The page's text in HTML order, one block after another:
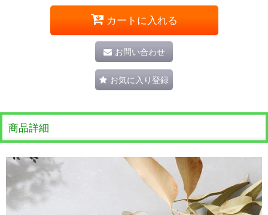
カートに入れる
お問い合わせ
お気に入り登録
商品詳細